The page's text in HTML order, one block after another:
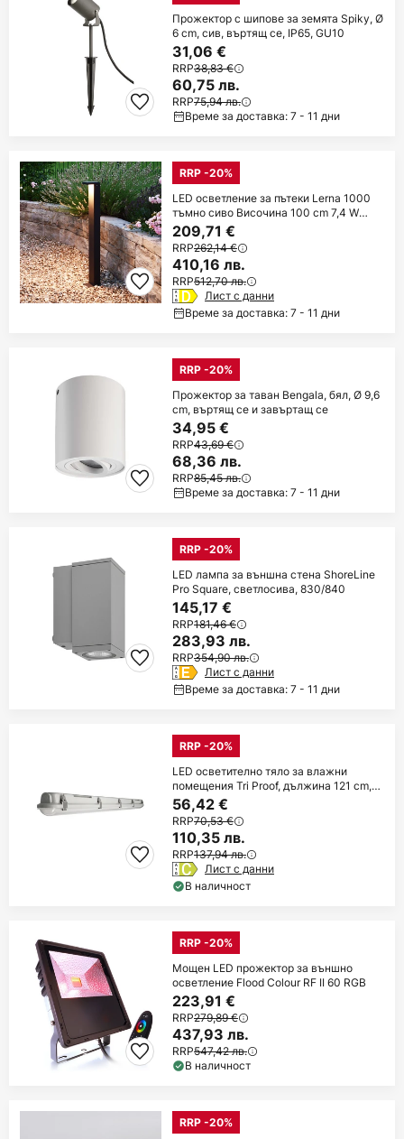
Прожектор с шипове за земята Spiky, Ø
6 cm, сив, въртящ се, IP65, GU10
31,06 €
RRP38,83 €
60,75 лв.
RRP75,94 лв.
Време за доставка: 7 - 11 дни
RRP -20%
LED осветление за пътеки Lerna 1000
тъмно сиво Височина 100 cm 7,4 W
CCT
209,71 €
RRP262,14 €
410,16 лв.
RRP512,70 лв.
Лист с данни
Време за доставка: 7 - 11 дни
RRP -20%
Прожектор за таван Bengala, бял, Ø 9,6
cm, въртящ се и завъртащ се
34,95 €
RRP43,69 €
68,36 лв.
RRP85,45 лв.
Време за доставка: 7 - 11 дни
RRP -20%
LED лампа за външна стена ShoreLine
Pro Square, светлосива, 830/840
145,17 €
RRP181,46 €
283,93 лв.
RRP354,90 лв.
Лист с данни
Време за доставка: 7 - 11 дни
RRP -20%
LED осветително тяло за влажни
помещения Tri Proof, дължина 121 cm,
20 W, 4000 K
56,42 €
RRP70,53 €
110,35 лв.
RRP137,94 лв.
Лист с данни
В наличност
RRP -20%
Мощен LED прожектор за външно
осветление Flood Colour RF II 60 RGB
223,91 €
RRP279,89 €
437,93 лв.
RRP547,42 лв.
В наличност
RRP -20%